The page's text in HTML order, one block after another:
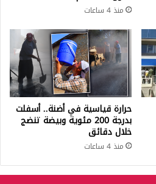
منذ 4 ساعات
حرارة قياسية في أضنة.. أسفلت
بدرجة 200 مئوية وبيضة تنضج
خلال دقائق
منذ 4 ساعات